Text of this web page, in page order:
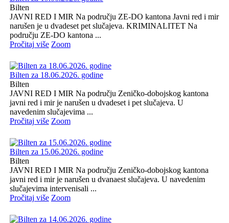
Bilten
JAVNI RED I MIR Na području ZE-DO kantona Javni red i mir
narušen je u dvadeset pet slučajeva. KRIMINALITET Na
području ZE-DO kantona ...
Pročitaj više Zoom
Bilten za 18.06.2026. godine
Bilten
JAVNI RED I MIR Na području Zeničko-dobojskog kantona
javni red i mir je narušen u dvadeset i pet slučajeva. U
navedenim slučajevima ...
Pročitaj više Zoom
Bilten za 15.06.2026. godine
Bilten
JAVNI RED I MIR Na području Zeničko-dobojskog kantona
javni red i mir je narušen u dvanaest slučajeva. U navedenim
slučajevima intervenisali ...
Pročitaj više Zoom